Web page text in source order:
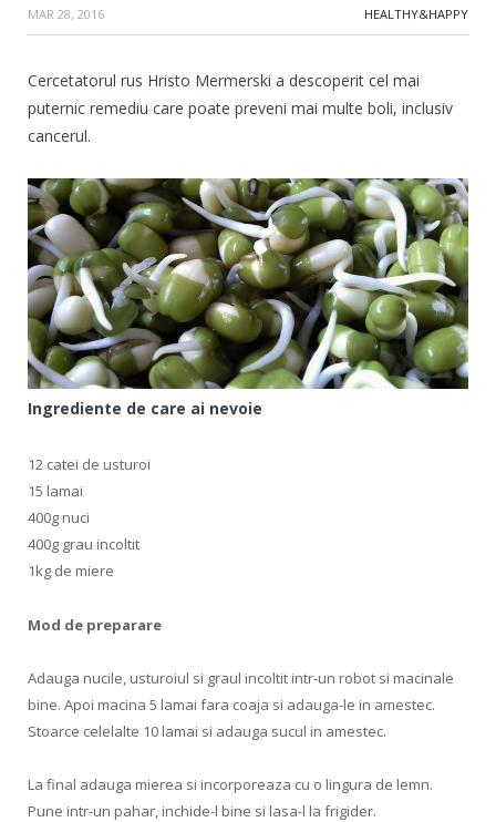
MAR 28, 2016 HEALTHY&HAPPY
Cercetatorul rus Hristo Mermerski a descoperit cel mai
puternic remediu care poate preveni mai multe boli, inclusiv
cancerul.
Ingrediente de care ai nevoie
12 catei de usturoi
15 lamai
400g nuci
400g grau incoltit
1kg de miere
Mod de preparare
Adauga nucile, usturoiul si graul incoltit intr-un robot si macinale
bine. Apoi macina 5 lamai fara coaja si adauga-le in amestec.
Stoarce celelalte 10 lamai si adauga sucul in amestec.
La final adauga mierea si incorporeaza cu o lingura de lemn.
Pune intr-un pahar, inchide-l bine si lasa-l la frigider.